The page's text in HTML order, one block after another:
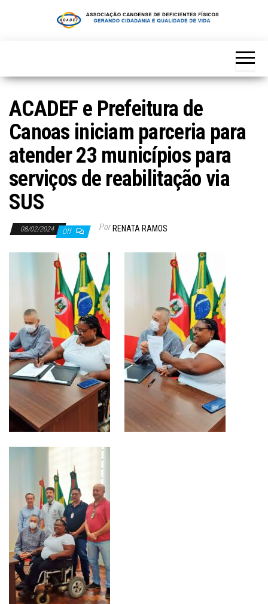
ACADEF e Prefeitura de
Canoas iniciam parceria para
atender 23 municípios para
serviços de reabilitação via
SUS
08/02/2024 Off Por RENATA RAMOS